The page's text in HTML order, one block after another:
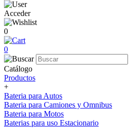
Acceder
0
0
Catálogo
Productos
+
Bateria para Autos
Bateria para Camiones y Omnibus
Bateria para Motos
Baterias para uso Estacionario